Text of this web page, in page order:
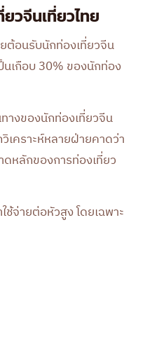
วจีนเที่ยวไทย
ต้อนรับนักท่องเที่ยวจีน
เกือบ 30% ของนักท่อง
างของนักท่องเที่ยวจีน
เคราะห์หลายฝ่ายคาดว่า
หลักของการท่องเที่ยว
จ่ายต่อหัวสูง โดยเฉพาะ